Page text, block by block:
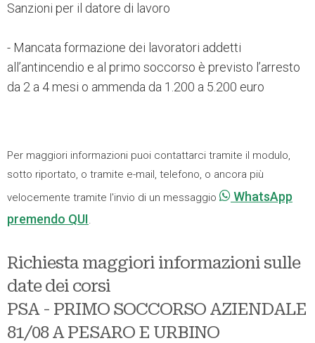
Sanzioni per il datore di lavoro
- Mancata formazione dei lavoratori addetti
all’antincendio e al primo soccorso è previsto l’arresto
da 2 a 4 mesi o ammenda da 1.200 a 5.200 euro
Per maggiori informazioni puoi contattarci tramite il modulo,
sotto riportato, o tramite e-mail, telefono, o ancora più
velocemente tramite l'invio di un messaggio
WhatsApp
premendo QUI.
Richiesta maggiori informazioni sulle
date dei corsi
PSA - PRIMO SOCCORSO AZIENDALE
81/08 A PESARO E URBINO